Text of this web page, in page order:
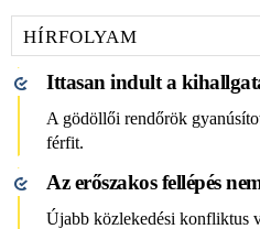
HÍRFOLYAM
Ittasan indult a
A gödöllői rendőrök
férfit.
Az erőszakos fellépés
Újabb közlekedési konfliktus